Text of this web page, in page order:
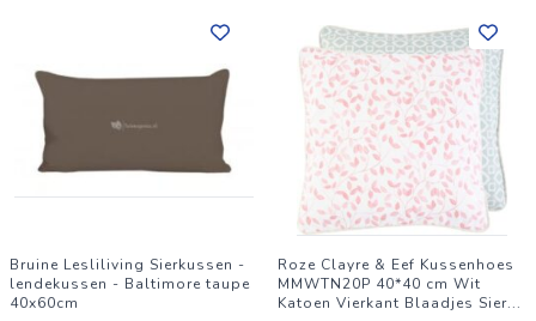
Bruine Lesliliving Sierkussen -
lendekussen - Baltimore taupe
40x60cm
Roze Clayre & Eef Kussenhoes
MMWTN20P 40*40 cm Wit
Katoen Vierkant Blaadjes Sier...